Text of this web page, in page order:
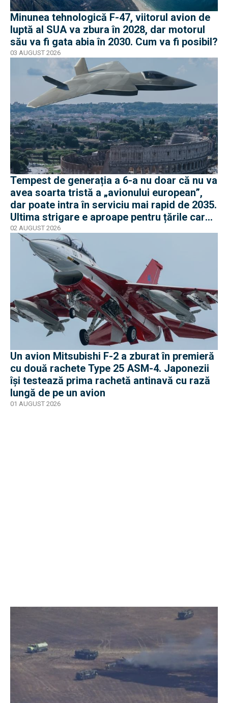
Minunea tehnologică F-47, viitorul avion de
luptă al SUA va zbura în 2028, dar motorul
său va fi gata abia în 2030. Cum va fi posibil?
03 AUGUST 2026
Tempest de generația a 6-a nu doar că nu va
avea soarta tristă a „avionului european”,
dar poate intra în serviciu mai rapid de 2035.
Ultima strigare e aproape pentru țările care
vor în program
02 AUGUST 2026
Un avion Mitsubishi F-2 a zburat în premieră
cu două rachete Type 25 ASM-4. Japonezii
își testează prima rachetă antinavă cu rază
lungă de pe un avion
01 AUGUST 2026